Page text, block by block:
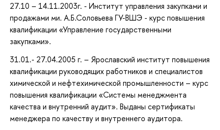
27.10 – 14.11.2003г. - Институт управления закупками и
продажами ми. А.Б.Соловьева ГУ-ВШЭ - курс повышения
квалификации «Управление государственными
закупками».
31.01.- 27.04.2005 г. – Ярославский институт повышения
квалификации руководящих работников и специалистов
химической и нефтехимической промышленности – курс
повышения квалификации «Системы менеджмента
качества и внутренний аудит». Выданы сертификаты
менеджера по качеству и внутреннего аудитора.